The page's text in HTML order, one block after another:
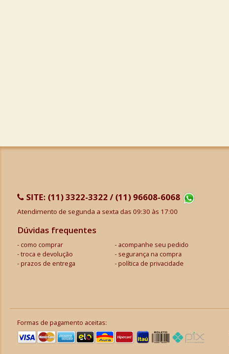
SITE: (11) 3322-3322 / (11) 96608-6068
Atendimento de segunda a sexta das 09:30 às 17:00
Dúvidas frequentes
como comprar
acompanhe seu pedido
troca e devolução
segurança na compra
prazos de entrega
política de privacidade
Formas de pagamento aceitas: